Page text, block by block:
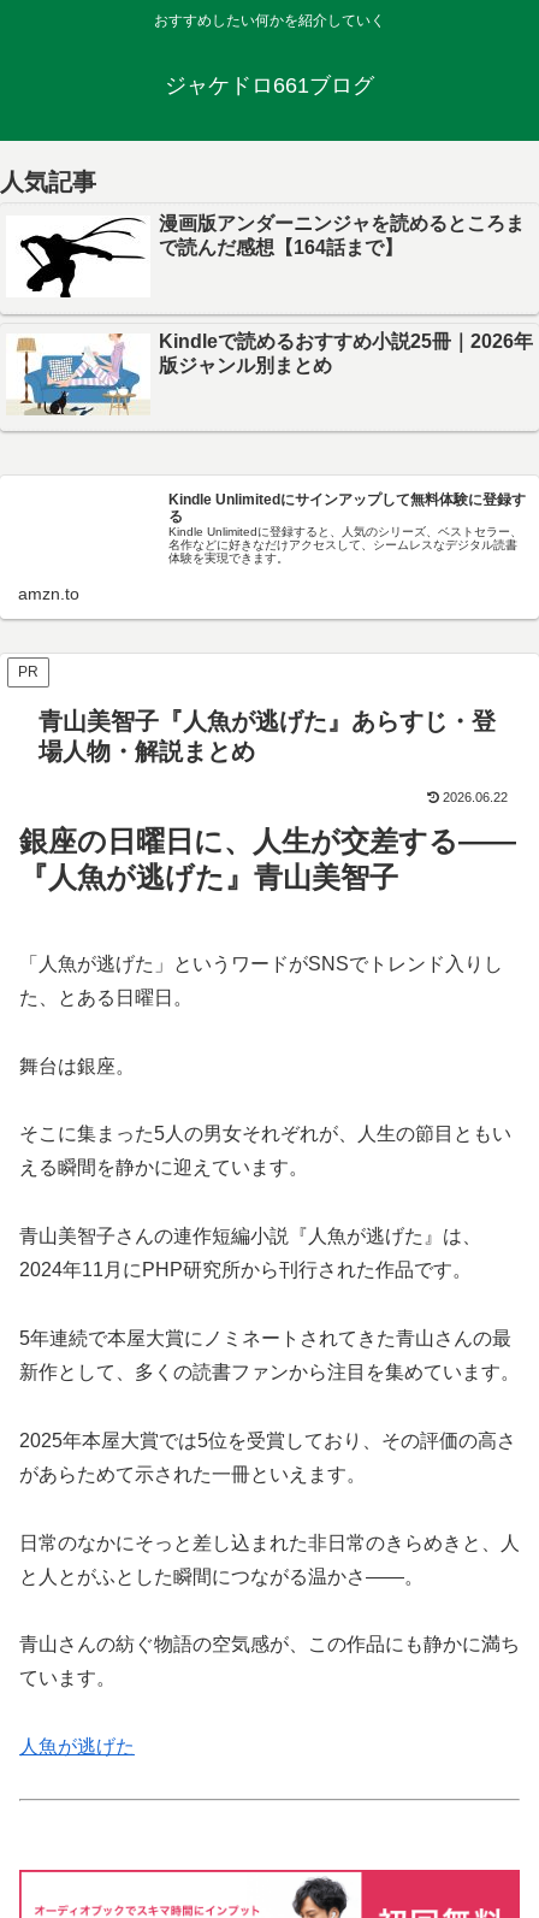
おすすめしたい何かを紹介していく
ジャケドロ661ブログ
人気記事
漫画版アンダーニンジャを読めるところま
で読んだ感想【164話まで】
Kindleで読めるおすすめ小説25冊｜2026年
版ジャンル別まとめ
Kindle Unlimitedにサインアップして無料体験に登録す
る
Kindle Unlimitedに登録すると、人気のシリーズ、ベストセラー、
名作などに好きなだけアクセスして、シームレスなデジタル読書
体験を実現できます。
amzn.to
PR
青山美智子『人魚が逃げた』あらすじ・登
場人物・解説まとめ
2026.06.22
銀座の日曜日に、人生が交差する——
『人魚が逃げた』青山美智子
「人魚が逃げた」というワードがSNSでトレンド入りし
た、とある日曜日。
舞台は銀座。
そこに集まった5人の男女それぞれが、人生の節目ともい
える瞬間を静かに迎えています。
青山美智子さんの連作短編小説『人魚が逃げた』は、
2024年11月にPHP研究所から刊行された作品です。
5年連続で本屋大賞にノミネートされてきた青山さんの最
新作として、多くの読書ファンから注目を集めています。
2025年本屋大賞では5位を受賞しており、その評価の高さ
があらためて示された一冊といえます。
日常のなかにそっと差し込まれた非日常のきらめきと、人
と人とがふとした瞬間につながる温かさ——。
青山さんの紡ぐ物語の空気感が、この作品にも静かに満ち
ています。
人魚が逃げた